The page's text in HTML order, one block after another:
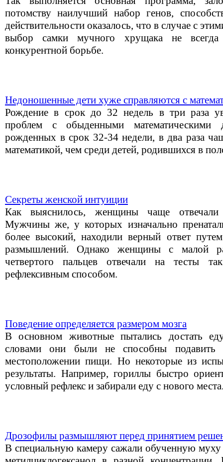
потомству наилучший набор генов,
действительности оказалось, что в случае с
выбор самки мучного хрущака не
конкурентной борьбе.
Недоношенные дети хуже справляются с
Рождение в срок до 32 недель в три раза
проблем с обыденными математическими
рожденных в срок 32-34 недели, в два раза
математикой, чем среди детей, родившихся в
Секреты женской интуиции
Как выяснилось, женщины чаще
Мужчины же, у которых изначально
более высокий, находили верный ответ
размышлений. Однако женщины с малой
четвертого пальцев отвечали на
рефлексивным способом.
Поведение определяется размером мозга
В основном животные пытались достать
словами они были не способны
местоположении пищи. Но некоторые из
результаты. Например, гориллы быстро
условный рефлекс и забирали еду с нового
Дрозофилы размышляют перед принятием
В специальную камеру сажали обученную муху